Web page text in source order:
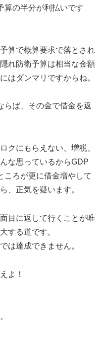
算の半分が利払いです
算で概算要求で落とされ
れ防衛予算は相当な金額
はダンマリですからね。
らば、その金で借金を返
クにもらえない、増税、
な思っているからGDP
ころが更に借金増やして
、正気を疑います。
目に返して行くことが唯
する道です。
は達成できません。
よ！